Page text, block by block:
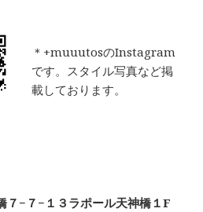
＊+muuutosのInstagram
です。スタイル写真など掲
載しております。
７−７−１３ラポール天神橋１F